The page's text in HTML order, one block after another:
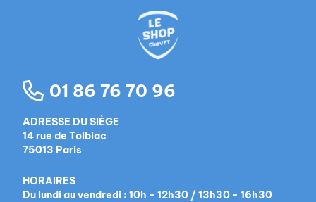
01 86 76 70 96
ADRESSE DU SIÈGE
14 rue de Tolbiac
75013 Paris
HORAIRES
Du lundi au vendredi : 10h - 12h30 / 13h30 - 16h30